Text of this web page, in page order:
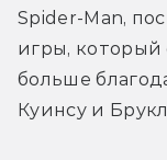
Spider-Man,
игры, который
больше
Куинсу и